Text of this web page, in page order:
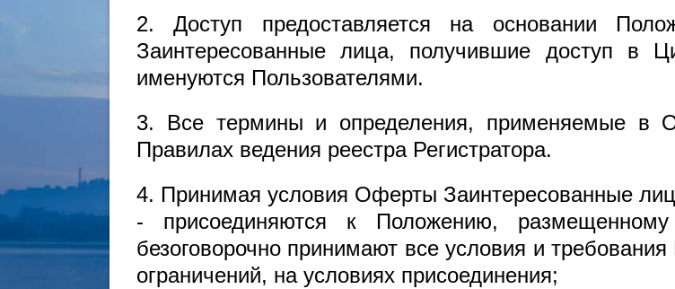
2. Доступ предоставляется на основании
Заинтересованные лица, получившие доступ в
именуются Пользователями.
3. Все термины и определения, применяемые в
Правилах ведения реестра Регистратора.
4. Принимая условия Оферты Заинтересованные
- присоединяются к Положению,
безоговорочно принимают все условия и
ограничений, на условиях присоединения;